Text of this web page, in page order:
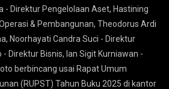
- Direktur Pengelolaan Aset, Hastining
& Pembangunan, Theodorus Ardi
Noorhayati Candra Suci - Direktur
- Direktur Bisnis, Ian Sigit Kurniawan -
berbincang usai Rapat Umum
(RUPST) Tahun Buku 2025 di kantor